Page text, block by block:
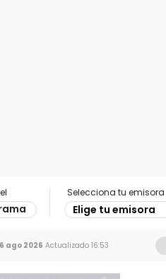
Selecciona tu emisora
Elige tu emisora
ago 2026 Actualizado 16:53